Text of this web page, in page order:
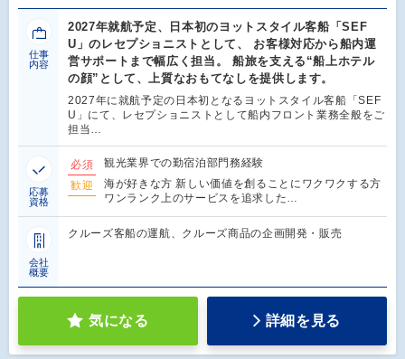
仕事
内容
2027年就航予定、日本初のヨットスタイル客船「SEF
U」のレセプショニストとして、 お客様対応から船内運
営サポートまで幅広く担当。 船旅を支える“船上ホテル
の顔”として、上質なおもてなしを提供します。
2027年に就航予定の日本初となるヨットスタイル客船「SEF
U」にて、レセプショニストとして船内フロント業務全般をご
担当…
応募
資格
必須
観光業界での勤宿泊部門務経験
歓迎
海が好きな方 新しい価値を創ることにワクワクする方
ワンランク上のサービスを追求した…
会社
概要
クルーズ客船の運航、クルーズ商品の企画開発・販売
気になる 詳細を見る